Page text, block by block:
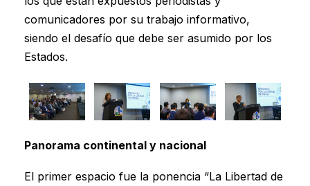
comunicadores por su trabajo informativo,
siendo el desafío que debe ser asumido por los
Estados.
Panorama continental y nacional
El primer espacio fue la ponencia “La Libertad de